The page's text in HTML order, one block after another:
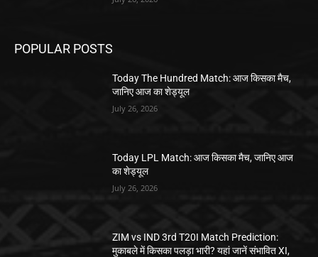
POPULAR POSTS
Today The Hundred Match: आज किसका मैच,
जानिए आज का शेड्यूल
July 26, 2026
Today LPL Match: आज किसका मैच, जानिए आज
का शेड्यूल
July 26, 2026
ZIM vs IND 3rd T20I Match Prediction:
मुकाबले में किसका पलड़ा भारी? यहां जानें संभावित XI,